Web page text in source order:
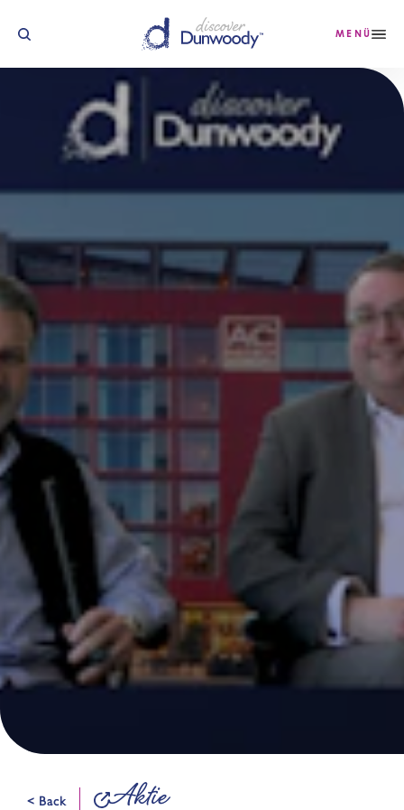
Zum Inhalt springen MENÜ
< Back Aktie